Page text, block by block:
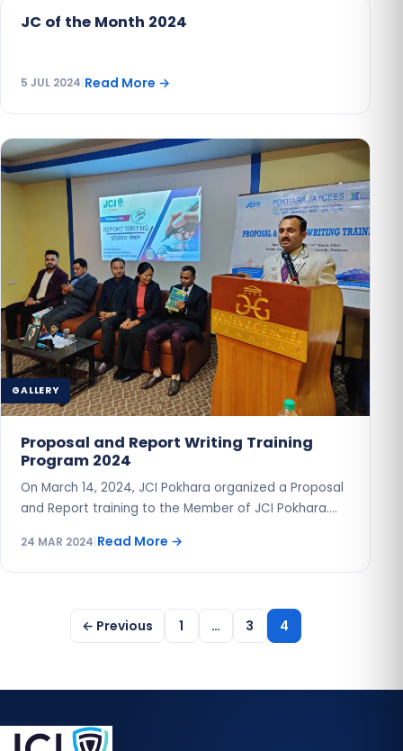
JC of the Month 2024
5 JUL 2024 Read More →
GALLERY
Proposal and Report Writing Training
Program 2024
On March 14, 2024, JCI Pokhara organized a Proposal
and Report training to the Member of JCI Pokhara.…
24 MAR 2024 Read More →
pagination
← Previous 1 … 3 4